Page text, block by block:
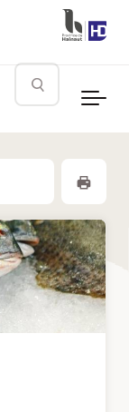
Rechercher